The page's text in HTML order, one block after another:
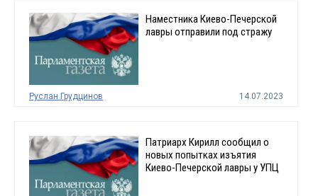
Наместника Киево-Печерской
лавры отправили под стражу
Руслан Грудцинов 14.07.2023
Патриарх Кирилл сообщил о
новых попытках изъятия
Киево-Печерской лавры у УПЦ